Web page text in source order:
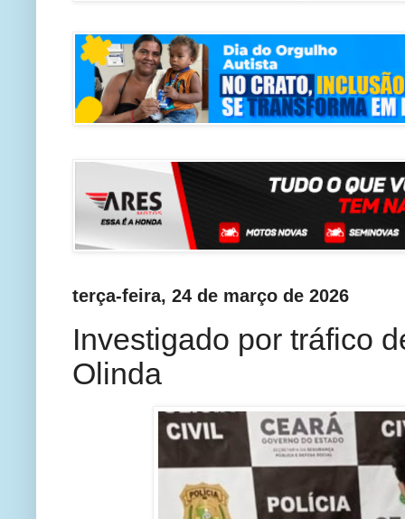
terça-feira, 24 de março de 2026
Investigado por tráfico
Olinda